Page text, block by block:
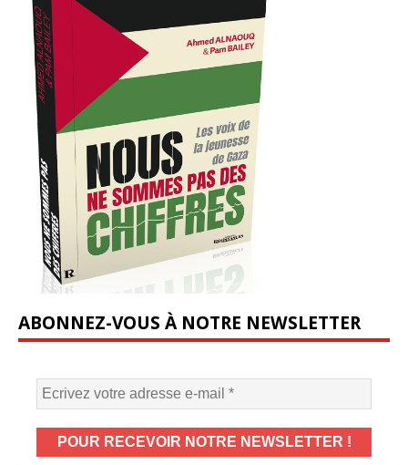
ABONNEZ-VOUS À NOTRE NEWSLETTER